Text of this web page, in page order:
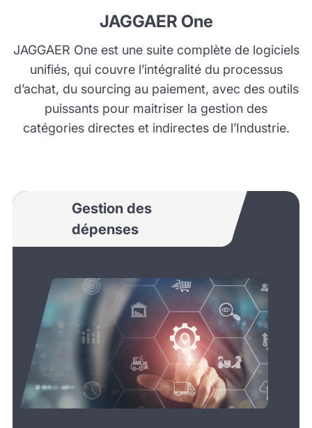
JAGGAER One
JAGGAER One est une suite complète de logiciels
unifiés, qui couvre l’intégralité du processus
d’achat, du sourcing au paiement, avec des outils
puissants pour maitriser la gestion des
catégories directes et indirectes de l’Industrie.
Gestion des
dépenses